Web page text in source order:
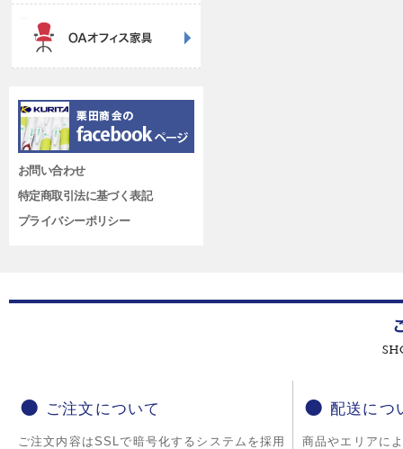
お問い合わせ
特定商取引法に基づく表記
プライバシーポリシー
ご注文について
ご注文内容はSSLで暗号化するシステムを採用
配送につ
商品やエリアに